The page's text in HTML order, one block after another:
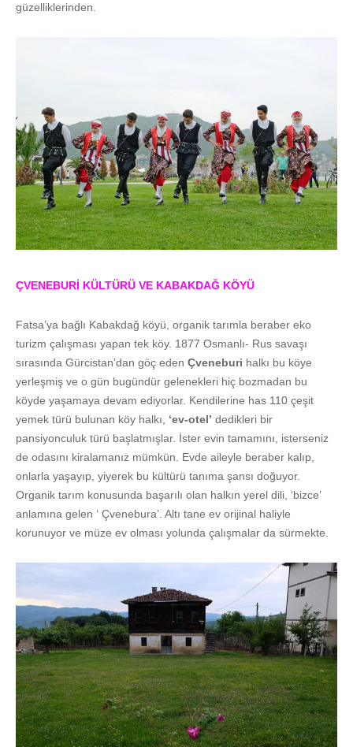
güzelliklerinden.
ÇVENEBURİ KÜLTÜRÜ VE KABAKDAĞ KÖYÜ
Fatsa’ya bağlı Kabakdağ köyü, organik tarımla beraber eko
turizm çalışması yapan tek köy. 1877 Osmanlı- Rus savaşı
sırasında Gürcistan’dan göç eden Çveneburi halkı bu köye
yerleşmiş ve o gün bugündür gelenekleri hiç bozmadan bu
köyde yaşamaya devam ediyorlar. Kendilerine has 110 çeşit
yemek türü bulunan köy halkı, ‘ev-otel’ dedikleri bir
pansiyonculuk türü başlatmışlar. İster evin tamamını, isterseniz
de odasını kiralamanız mümkün. Evde aileyle beraber kalıp,
onlarla yaşayıp, yiyerek bu kültürü tanıma şansı doğuyor.
Organik tarım konusunda başarılı olan halkın yerel dili, ‘bizce’
anlamına gelen ‘ Çvenebura’. Altı tane ev orijinal haliyle
korunuyor ve müze ev olması yolunda çalışmalar da sürmekte.